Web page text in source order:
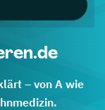
– von A wie